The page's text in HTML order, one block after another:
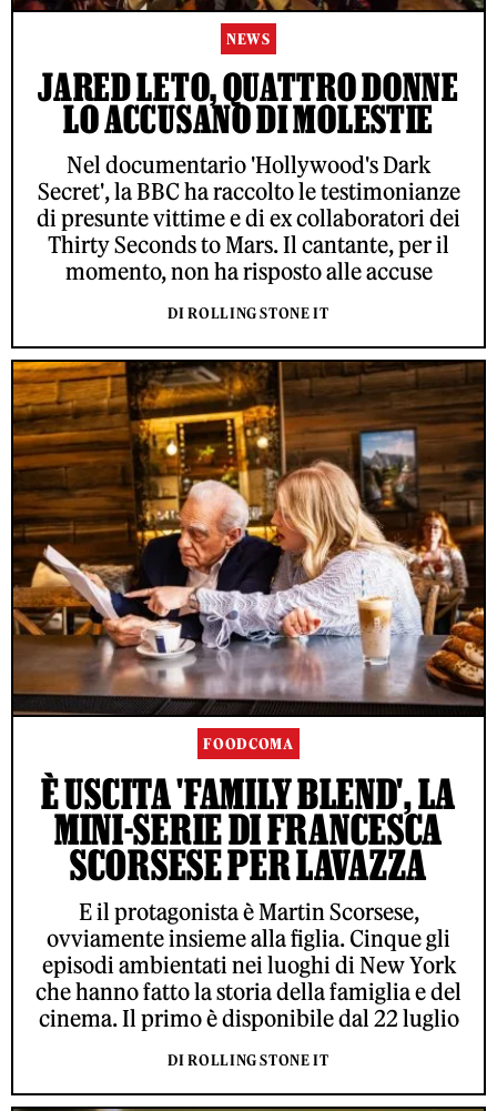
NEWS
JARED LETO, QUATTRO DONNE
LO ACCUSANO DI MOLESTIE
Nel documentario 'Hollywood's Dark
Secret', la BBC ha raccolto le testimonianze
di presunte vittime e di ex collaboratori dei
Thirty Seconds to Mars. Il cantante, per il
momento, non ha risposto alle accuse
DI ROLLING STONE IT
FOODCOMA
È USCITA 'FAMILY BLEND', LA
MINI-SERIE DI FRANCESCA
SCORSESE PER LAVAZZA
E il protagonista è Martin Scorsese,
ovviamente insieme alla figlia. Cinque gli
episodi ambientati nei luoghi di New York
che hanno fatto la storia della famiglia e del
cinema. Il primo è disponibile dal 22 luglio
DI ROLLING STONE IT